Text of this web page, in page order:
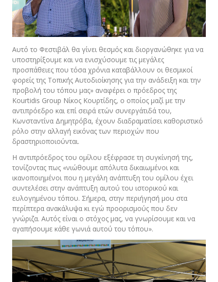
Αυτό το Φεστιβάλ θα γίνει θεσμός και διοργανώθηκε για να
υποστηρίξουμε και να ενισχύσουμε τις μεγάλες
προσπάθειες που τόσα χρόνια καταβάλλουν οι θεσμικοί
φορείς της Τοπικής Αυτοδιοίκησης για την ανάδειξη και την
προβολή του τόπου μας» αναφέρει ο πρόεδρος της
Kourtidis Group Νίκος Κουρτίδης, ο οποίος μαζί με την
αντιπρόεδρο και επί σειρά ετών συνεργάτιδά του,
Κωνσταντίνα Δημητρόβα, έχουν διαδραματίσει καθοριστικό
ρόλο στην αλλαγή εικόνας των περιοχών που
δραστηριοποιούνται.
Η αντιπρόεδρος του ομίλου εξέφρασε τη συγκίνησή της,
τονίζοντας πως «νιώθουμε απόλυτα δικαιωμένοι και
ικανοποιημένοι που η μεγάλη ανάπτυξη του ομίλου έχει
συντελέσει στην ανάπτυξη αυτού του ιστορικού και
ευλογημένου τόπου. Σήμερα, στην περιήγησή μου στα
περίπτερα ανακάλυψα κι εγώ προορισμούς που δεν
γνώριζα. Αυτός είναι ο στόχος μας, να γνωρίσουμε και να
αγαπήσουμε κάθε γωνιά αυτού του τόπου».